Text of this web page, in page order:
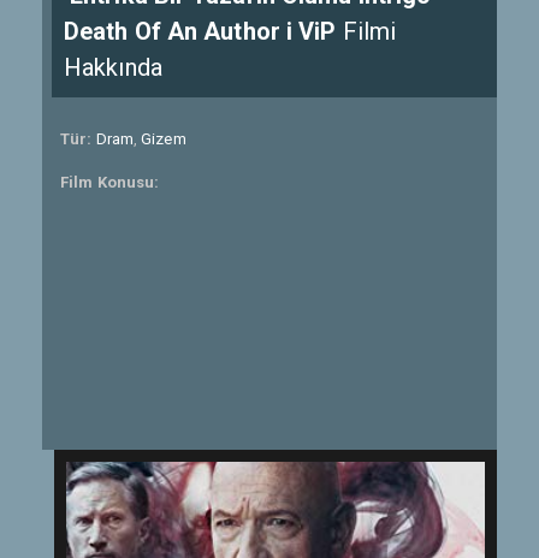
Death Of An Author i ViP Filmi
Hakkında
Tür: Dram,Gizem
Film Konusu: